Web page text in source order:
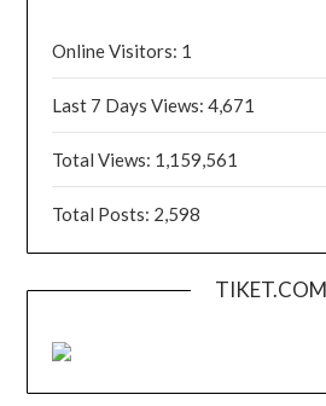
Online Visitors: 1
Last 7 Days Views:4,671
Total Views: 1,159,561
Total Posts: 2,598
TIKET.COM